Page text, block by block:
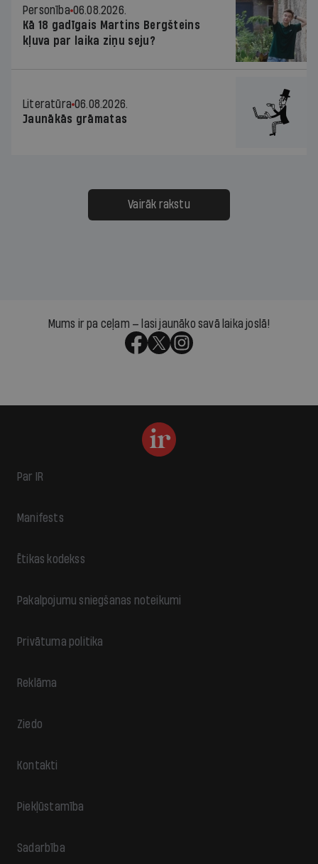
Personība 06.08.2026.
Kā 18 gadīgais Martins Bergšteins
kļuva par laika ziņu seju?
Literatūra 06.08.2026.
Jaunākās grāmatas
Vairāk rakstu
Mums ir pa ceļam — lasi jaunāko savā laika joslā!
Par IR
Manifests
Ētikas kodekss
Pakalpojumu sniegšanas noteikumi
Privātuma politika
Reklāma
Ziedo
Kontakti
Piekļūstamība
Sadarbība